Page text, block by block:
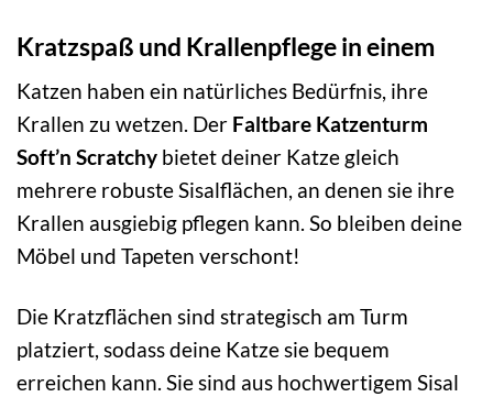
Kratzspaß und Krallenpflege in einem
Katzen haben ein natürliches Bedürfnis, ihre
Krallen zu wetzen. Der Faltbare Katzenturm
Soft’n Scratchy bietet deiner Katze gleich
mehrere robuste Sisalflächen, an denen sie ihre
Krallen ausgiebig pflegen kann. So bleiben deine
Möbel und Tapeten verschont!
Die Kratzflächen sind strategisch am Turm
platziert, sodass deine Katze sie bequem
erreichen kann. Sie sind aus hochwertigem Sisal